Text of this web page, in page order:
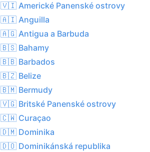
🇻🇮 Americké Panenské ostrovy
🇦🇮 Anguilla
🇦🇬 Antigua a Barbuda
🇧🇸 Bahamy
🇧🇧 Barbados
🇧🇿 Belize
🇧🇲 Bermudy
🇻🇬 Britské Panenské ostrovy
🇨🇼 Curaçao
🇩🇲 Dominika
🇩🇴 Dominikánská republika